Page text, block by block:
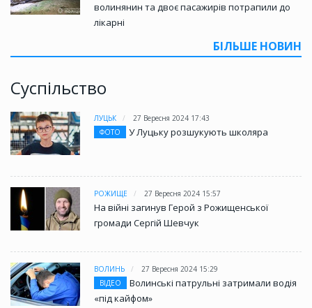
волинянин та двоє пасажирів потрапили до
лікарні
БІЛЬШЕ НОВИН
Суспільство
ЛУЦЬК
27 Вересня 2024 17:43
ФОТО
У Луцьку розшукують школяра
РОЖИЩЕ 27 Вересня 2024 15:57
На війні загинув Герой з Рожищенської
громади Сергій Шевчук
ВОЛИНЬ
27 Вересня 2024 15:29
ВІДЕО
Волинські патрульні затримали водія
«під кайфом»